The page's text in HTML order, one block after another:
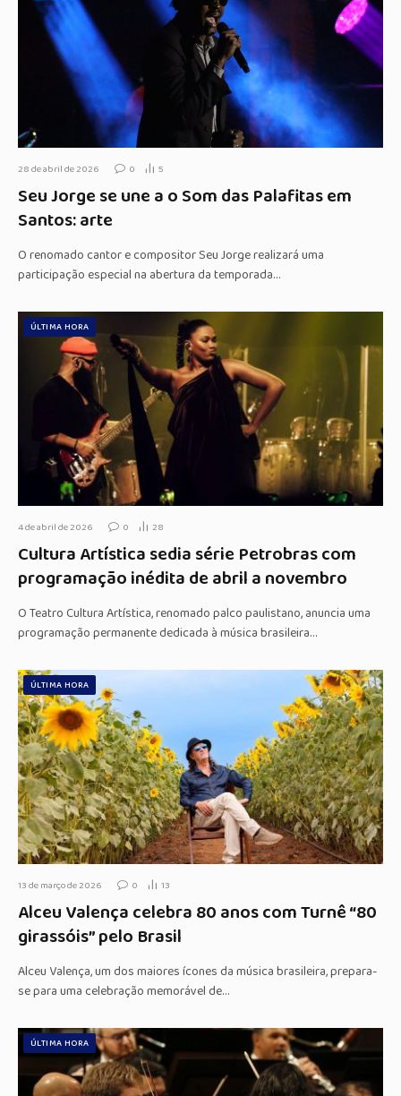
28 de abril de 2026 0 5
Seu Jorge se une a o Som das Palafitas em
Santos: arte
O renomado cantor e compositor Seu Jorge realizará uma
participação especial na abertura da temporada…
ÚLTIMA HORA
4 de abril de 2026 0 28
Cultura Artística sedia série Petrobras com
programação inédita de abril a novembro
O Teatro Cultura Artística, renomado palco paulistano, anuncia uma
programação permanente dedicada à música brasileira…
ÚLTIMA HORA
13 de março de 2026 0 13
Alceu Valença celebra 80 anos com Turnê “80
girassóis” pelo Brasil
Alceu Valença, um dos maiores ícones da música brasileira, prepara-
se para uma celebração memorável de…
ÚLTIMA HORA